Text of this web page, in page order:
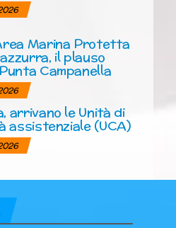
Marina Protetta
il plauso
Campanella
arrivano le Unità di
assistenziale (UCA)